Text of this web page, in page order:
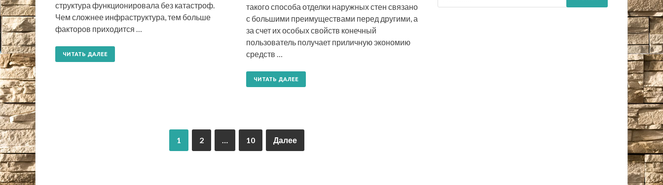
структура функционировала без катастроф.
Чем сложнее инфраструктура, тем больше
факторов приходится …
ЧИТАТЬ ДАЛЕЕ
такого способа отделки наружных стен связано
с большими преимуществами перед другими, а
за счет их особых свойств конечный
пользователь получает приличную экономию
средств …
ЧИТАТЬ ДАЛЕЕ
1 2 … 10 Далее